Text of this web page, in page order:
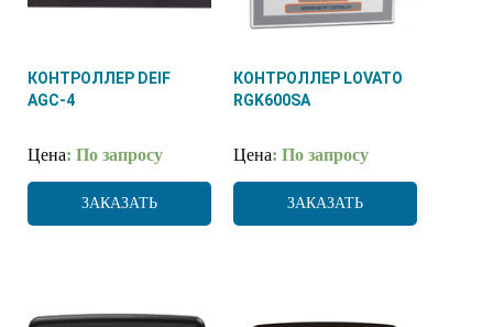
КОНТРОЛЛЕР DEIF
AGC-4
Цена: По запросу
ЗАКАЗАТЬ
КОНТРОЛЛЕР LOVATO
RGK600SA
Цена: По запросу
ЗАКАЗАТЬ